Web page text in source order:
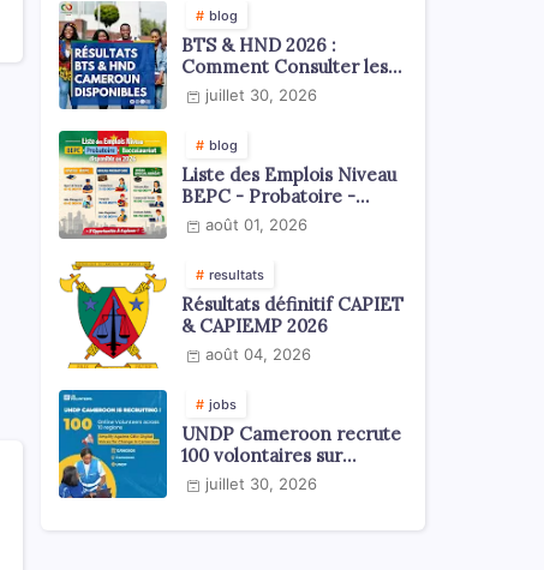
blog
BTS & HND 2026 :
Comment Consulter les
Résultats ?
juillet 30, 2026
blog
Liste des Emplois Niveau
BEPC - Probatoire -
Baccalauréat dispoblible
en 2026
août 01, 2026
resultats
Résultats définitif CAPIET
& CAPIEMP 2026
août 04, 2026
jobs
UNDP Cameroon recrute
100 volontaires sur
l'échelle du territoire
national
juillet 30, 2026